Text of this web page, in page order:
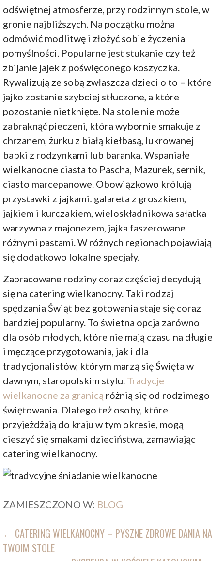
odświętnej atmosferze, przy rodzinnym stole, w
gronie najbliższych. Na początku można
odmówić modlitwę i złożyć sobie życzenia
pomyślności. Popularne jest stukanie czy też
zbijanie jajek z poświęconego koszyczka.
Rywalizują ze sobą zwłaszcza dzieci o to – które
jajko zostanie szybciej stłuczone, a które
pozostanie nietknięte. Na stole nie może
zabraknąć pieczeni, która wybornie smakuje z
chrzanem, żurku z białą kiełbasą, lukrowanej
babki z rodzynkami lub baranka. Wspaniałe
wielkanocne ciasta to Pascha, Mazurek, sernik,
ciasto marcepanowe. Obowiązkowo królują
przystawki z jajkami: galareta z groszkiem,
jajkiem i kurczakiem, wieloskładnikowa sałatka
warzywna z majonezem, jajka faszerowane
różnymi pastami. W różnych regionach pojawiają
się dodatkowo lokalne specjały.
Zapracowane rodziny coraz częściej decydują
się na catering wielkanocny. Taki rodzaj
spędzania Świąt bez gotowania staje się coraz
bardziej popularny. To świetna opcja zarówno
dla osób młodych, które nie mają czasu na długie
i męczące przygotowania, jak i dla
tradycjonalistów, którym marzą się Święta w
dawnym, staropolskim stylu. Tradycje
wielkanocne za granicą różnią się od rodzimego
świętowania. Dlatego też osoby, które
przyjeżdżają do kraju w tym okresie, mogą
cieszyć się smakami dzieciństwa, zamawiając
catering wielkanocny.
ZAMIESZCZONO W: BLOG
NAWIGACJA
← CATERING WIELKANOCNY – PYSZNE ZDROWE DANIA NA
TWOIM STOLE